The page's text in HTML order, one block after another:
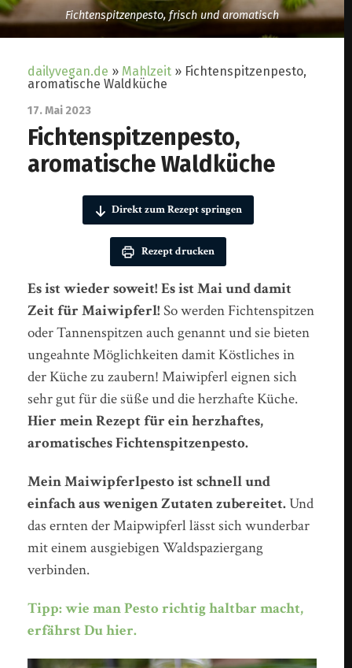
Fichtenspitzenpesto, frisch und aromatisch
dailyvegan.de » Mahlzeit » Fichtenspitzenpesto,
aromatische Waldküche
17. Mai 2023
Fichtenspitzenpesto,
aromatische Waldküche
Direkt zum Rezept springen
Rezept drucken
Es ist wieder soweit! Es ist Mai und damit
Zeit für Maiwipferl! So werden Fichtenspitzen
oder Tannenspitzen auch genannt und sie bieten
ungeahnte Möglichkeiten damit Köstliches in
der Küche zu zaubern! Maiwipferl eignen sich
sehr gut für die süße und die herzhafte Küche.
Hier mein Rezept für ein herzhaftes,
aromatisches Fichtenspitzenpesto.
Mein Maiwipferlpesto ist schnell und
einfach aus wenigen Zutaten zubereitet. Und
das ernten der Maipwipferl lässt sich wunderbar
mit einem ausgiebigen Waldspaziergang
verbinden.
Tipp: wie man Pesto richtig haltbar macht,
erfährst Du hier.